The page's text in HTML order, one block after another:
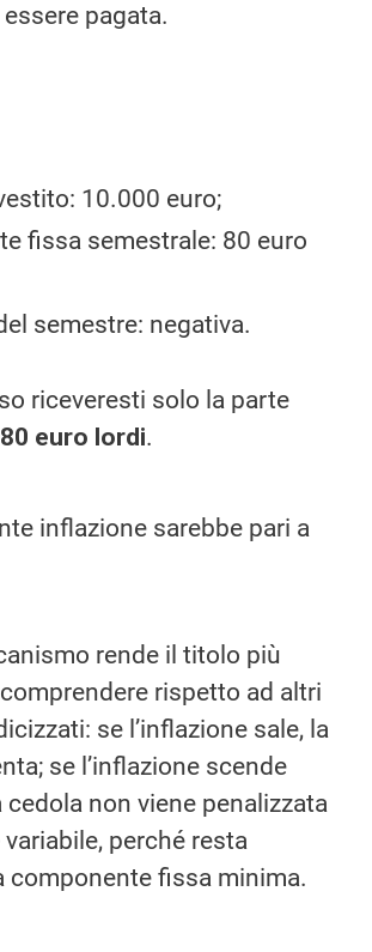
pagata.
10.000 euro;
fissa semestrale: 80 euro
semestre: negativa.
riceveresti solo la parte
80 euro lordi.
inflazione sarebbe pari a
rende il titolo più
rispetto ad altri
se l’inflazione sale, la
se l’inflazione scende
cedola non viene penalizzata
perché resta
componente fissa minima.